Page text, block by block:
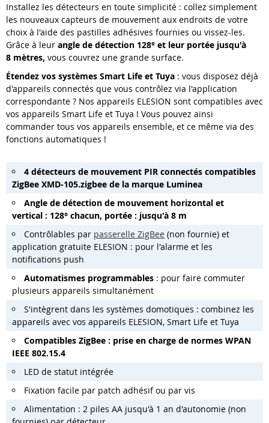
Installez les détecteurs en toute simplicité : collez simplement
les nouveaux capteurs de mouvement aux endroits de votre
choix à l'aide des pastilles adhésives fournies ou vissez-les.
Grâce à leur angle de détection 128° et leur portée jusqu'à
8 mètres, vous couvrez une grande surface.
Étendez vos systèmes Smart Life et Tuya : vous disposez déjà
d'appareils connectés que vous contrôlez via l'application
correspondante ? Nos appareils ELESION sont compatibles avec
vos appareils Smart Life et Tuya ! Vous pouvez ainsi
commander tous vos appareils ensemble, et ce même via des
fonctions automatiques !
4 détecteurs de mouvement PIR connectés compatibles
ZigBee XMD-105.zigbee de la marque Luminea
Angle de détection de mouvement horizontal et
vertical : 128° chacun, portée : jusqu'à 8 m
Contrôlables par passerelle ZigBee (non fournie) et
application gratuite ELESION : pour l'alarme et les
notifications push
Automatismes programmables : pour faire commuter
plusieurs appareils simultanément
S'intègrent dans les systèmes domotiques : combinez les
appareils avec vos appareils ELESION, Smart Life et Tuya
Compatibles ZigBee : prise en charge de normes WPAN
IEEE 802.15.4
LED de statut intégrée
Fixation facile par patch adhésif ou par vis
Alimentation : 2 piles AA jusqu'à 1 an d'autonomie (non